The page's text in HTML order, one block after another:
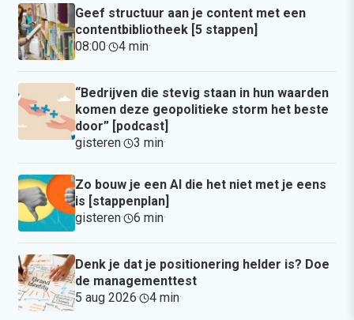
Geef structuur aan je content met een
contentbibliotheek [5 stappen]
08:00· 4 min·
“Bedrijven die stevig staan in hun waarden
komen deze geopolitieke storm het beste
door” [podcast]
gisteren· 3 min·
Zo bouw je een AI die het niet met je eens
is [stappenplan]
gisteren· 6 min·
Denk je dat je positionering helder is? Doe
de managementtest
5 aug 2026· 4 min·